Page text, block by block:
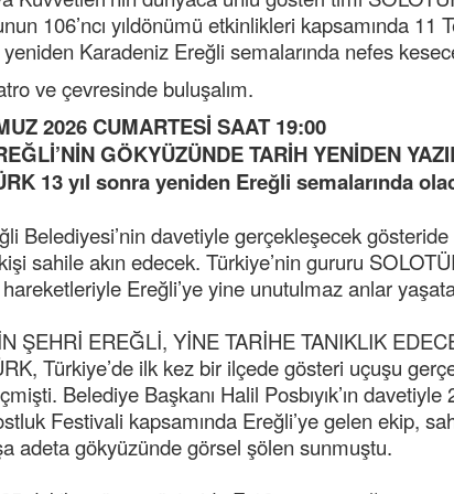
106’ncı yıldönümü etkinlikleri kapsamında
yeniden Karadeniz Ereğli semalarında nefes
ve çevresinde buluşalım.
2026 CUMARTESİ SAAT 19:00
GÖKYÜZÜNDE TARİH YENİDEN
13 yıl sonra yeniden Ereğli semalarında
Belediyesi’nin davetiyle gerçekleşecek
sahile akın edecek. Türkiye’nin gururu
Ereğli’ye yine unutulmaz anlar
ŞEHRİ EREĞLİ, YİNE TARİHE TANIKLIK
Türkiye’de ilk kez bir ilçede gösteri uçuşu
Belediye Başkanı Halil Posbıyık’ın
Festivali kapsamında Ereğli’ye gelen ekip,
adeta gökyüzünde görsel şölen sunmuştu.